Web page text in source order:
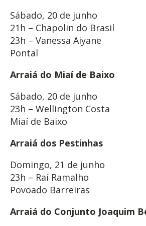
Sábado, 20 de junho
21h – Chapolin do Brasil
23h – Vanessa Aiyane
Pontal
Arraiá do Miaí de Baixo
Sábado, 20 de junho
23h – Wellington Costa
Miaí de Baixo
Arraiá dos Pestinhas
Domingo, 21 de junho
23h – Raí Ramalho
Povoado Barreiras
Arraiá do Conjunto Joaquim